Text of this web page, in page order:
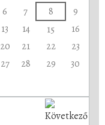
6 7 8
9
13 14 15
16
20 21 22
23
27 28 29
30